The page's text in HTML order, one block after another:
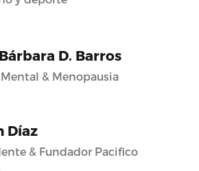
D. Barros
& Menopausia
Díaz
& Fundador Pacifico